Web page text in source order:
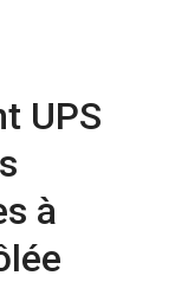
UPS
à